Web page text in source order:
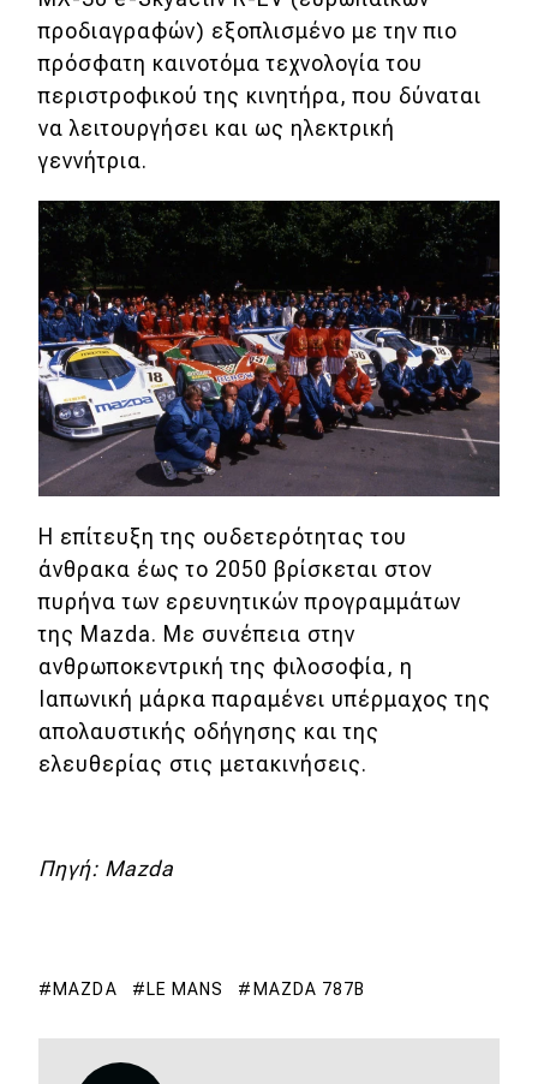
eDRIVE
DRIVE USED
προδιαγραφών) εξοπλισμένο με την πιο
πρόσφατη καινοτόμα τεχνολογία του
περιστροφικού της κινητήρα, που δύναται
να λειτουργήσει και ως ηλεκτρική
γεννήτρια.
Η επίτευξη της ουδετερότητας του
άνθρακα έως το 2050 βρίσκεται στον
πυρήνα των ερευνητικών προγραμμάτων
της Mazda. Με συνέπεια στην
ανθρωποκεντρική της φιλοσοφία, η
Ιαπωνική μάρκα παραμένει υπέρμαχος της
απολαυστικής οδήγησης και της
ελευθερίας στις μετακινήσεις.
Πηγή: Mazda
MAZDA LE MANS MAZDA 787B